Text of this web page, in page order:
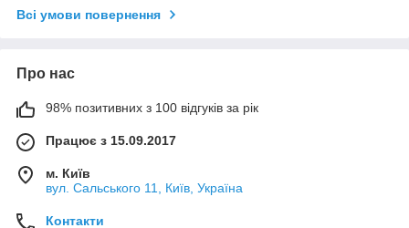
Всі умови повернення
Про нас
98% позитивних з 100 відгуків за рік
Працює з 15.09.2017
м. Київ
вул. Сальського 11, Київ, Україна
Контакти